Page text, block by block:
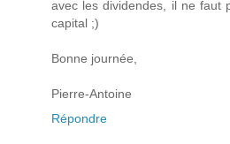
avec les dividendes, il ne faut
capital ;)
Bonne journée,
Pierre-Antoine
Répondre